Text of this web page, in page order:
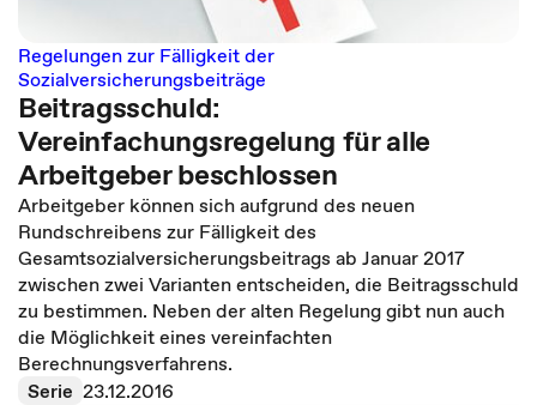
Regelungen zur Fälligkeit der
Sozialversicherungsbeiträge
Beitragsschuld:
Vereinfachungsregelung für alle
Arbeitgeber beschlossen
Arbeitgeber können sich aufgrund des neuen
Rundschreibens zur Fälligkeit des
Gesamtsozialversicherungsbeitrags ab Januar 2017
zwischen zwei Varianten entscheiden, die Beitragsschuld
zu bestimmen. Neben der alten Regelung gibt nun auch
die Möglichkeit eines vereinfachten
Berechnungsverfahrens.
Serie 23.12.2016